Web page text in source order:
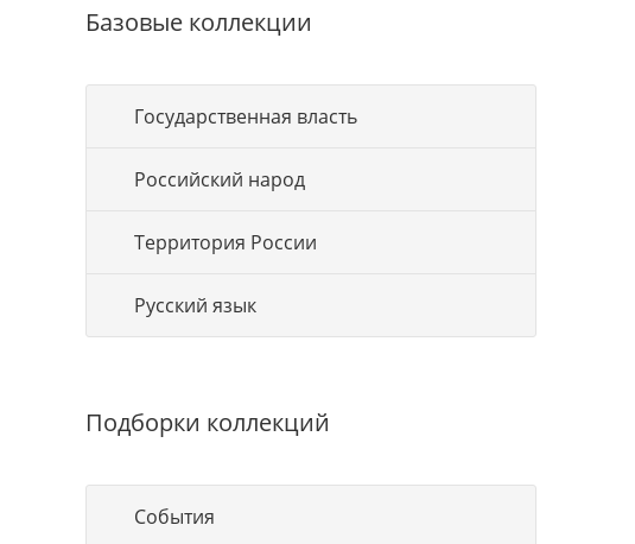
Базовые коллекции
Государственная власть
Российский народ
Территория России
Русский язык
Подборки коллекций
События